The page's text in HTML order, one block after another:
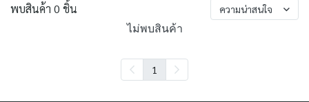
พบสินค้า 0 ชิ้น ความน่าสนใจ
ไม่พบสินค้า
1